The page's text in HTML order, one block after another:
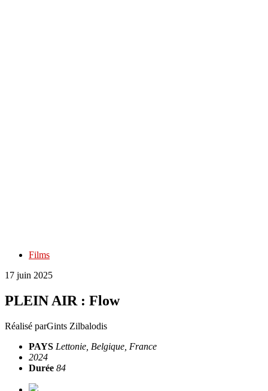
Films
17 juin 2025
PLEIN AIR : Flow
Réalisé parGints Zilbalodis
PAYS Lettonie, Belgique, France
2024
Durée 84